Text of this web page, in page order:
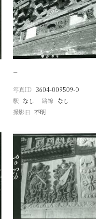
−
写真ID 3604-009509-0
駅 なし 路線 なし
撮影日 不明